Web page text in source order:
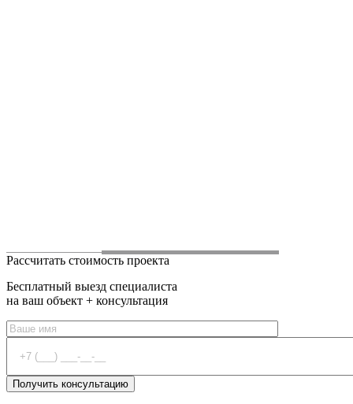
Рассчитать стоимость проекта
Бесплатный выезд специалиста
на ваш объект + консультация